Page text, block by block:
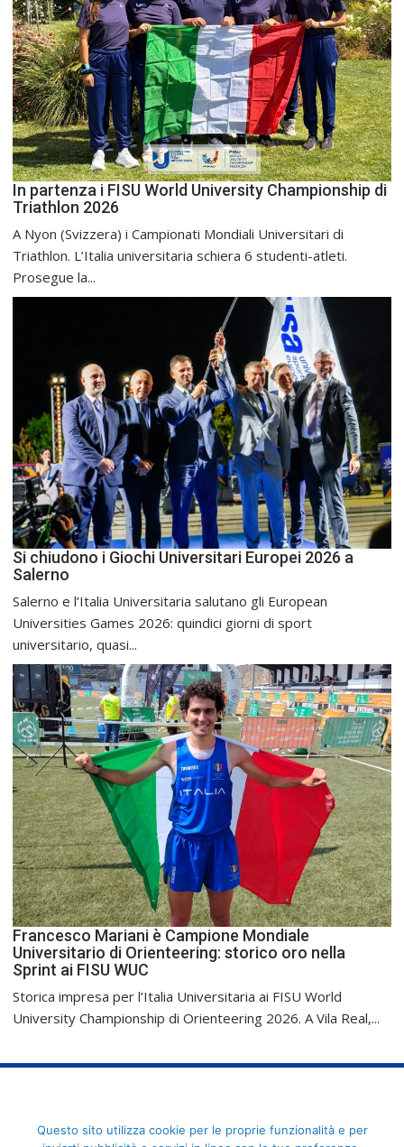
In partenza i FISU World University Championship di
Triathlon 2026
A Nyon (Svizzera) i Campionati Mondiali Universitari di
Triathlon. L’Italia universitaria schiera 6 studenti-atleti.
Prosegue la...
Si chiudono i Giochi Universitari Europei 2026 a
Salerno
Salerno e l’Italia Universitaria salutano gli European
Universities Games 2026: quindici giorni di sport
universitario, quasi...
Francesco Mariani è Campione Mondiale
Universitario di Orienteering: storico oro nella
Sprint ai FISU WUC
Storica impresa per l’Italia Universitaria ai FISU World
University Championship di Orienteering 2026. A Vila Real,...
FederCUSI: Federazione Italiana dello Sport Universitario - Via
Questo sito utilizza cookie per le proprie funzionalità e per